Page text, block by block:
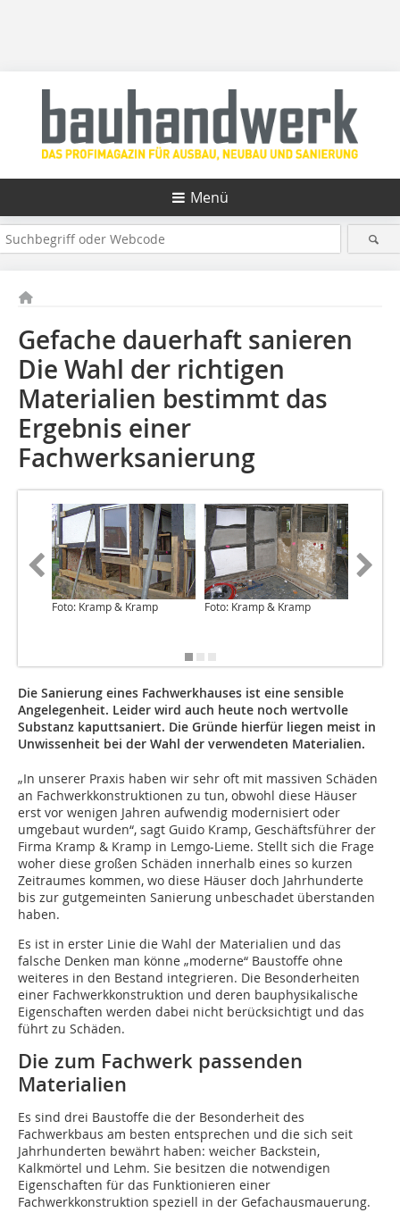
Menü
Gefache dauerhaft sanieren
Die Wahl der richtigen
Materialien bestimmt das
Ergebnis einer
Fachwerksanierung
Foto: Kramp & Kramp Foto: Kramp & Kramp
Die Sanierung eines Fachwerkhauses ist eine sensible
Angelegenheit. Leider wird auch heute noch wertvolle
Substanz kaputtsaniert. Die Gründe hierfür liegen meist in
Unwissenheit bei der Wahl der verwendeten Materialien.
„In unserer Praxis haben wir sehr oft mit massiven Schäden
an Fachwerkkonstruktionen zu tun, obwohl diese Häuser
erst vor wenigen Jahren aufwendig modernisiert oder
umgebaut wurden“, sagt Guido Kramp, Geschäftsführer der
Firma Kramp & Kramp in Lemgo-Lieme. Stellt sich die Frage
woher diese großen Schäden innerhalb eines so kurzen
Zeitraumes kommen, wo diese Häuser doch Jahrhunderte
bis zur gutgemeinten Sanierung unbeschadet überstanden
haben.
Es ist in erster Linie die Wahl der Materialien und das
falsche Denken man könne „moderne“ Baustoffe ohne
weiteres in den Bestand integrieren. Die Besonderheiten
einer Fachwerkkonstruktion und deren bauphysikalische
Eigenschaften werden dabei nicht berücksichtigt und das
führt zu Schäden.
Die zum Fachwerk passenden
Materialien
Es sind drei Baustoffe die der Besonderheit des
Fachwerkbaus am besten entsprechen und die sich seit
Jahrhunderten bewährt haben: weicher Backstein,
Kalkmörtel und Lehm. Sie besitzen die notwendigen
Eigenschaften für das Funktionieren einer
Fachwerkkonstruktion speziell in der Gefachausmauerung.